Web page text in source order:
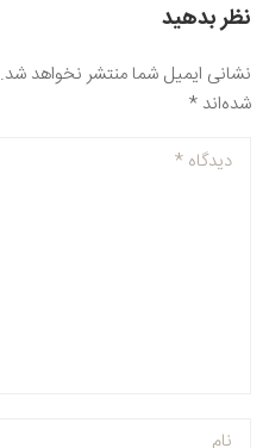
نظر بدهید
نشانی ایمیل شما منتشر نخواهد شد.
شده‌اند *